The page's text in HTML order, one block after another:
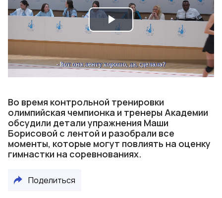
Play
Video
Во время контрольной тренировки
олимпийская чемпионка и тренеры Академии
обсудили детали упражнения Маши
Борисовой с лентой и разобрали все
моменты, которые могут повлиять на оценку
гимнастки на соревнованиях.
Поделиться